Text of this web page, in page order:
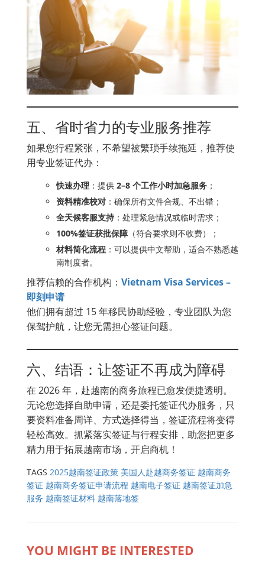
五、省时省力的专业服务推荐
如果您行程紧张，不希望被繁琐手续拖延，推荐使
用专业签证代办：
快速办理 ：提供 2–8 个工作小时加急服务 ；
资料精准校对 ：确保所有文件合规、不出错；
全天候客服支持 ：处理紧急情况或临时需求；
100%签证获批保障 （符合要求则不收费）；
材料简化流程 ：可以提供中文帮助，适合不熟悉越
南制度者。
推荐信赖的合作机构： Vietnam Visa Services –
即刻申请
他们拥有超过 15 年移民协助经验，专业团队为您
保驾护航，让您无需担心签证问题。
六、结语：让签证不再成为障碍
在 2026 年，赴越南的商务旅程已愈发便捷透明。
无论您选择自助申请，还是委托签证代办服务，只
要资料准备周详、方式选择得当，签证流程将变得
轻松高效。抓紧落实签证与行程安排，助您把更多
精力用于拓展越南市场，开启商机！
TAGS 2025越南签证政策 美国人赴越商务签证 越南商务
签证 越南商务签证申请流程 越南电子签证 越南签证加急
服务 越南签证材料 越南落地签
YOU MIGHT BE INTERESTED